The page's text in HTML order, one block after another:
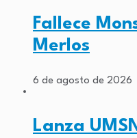
Fallece
Merlos
6 de agosto de 2026
Lanza